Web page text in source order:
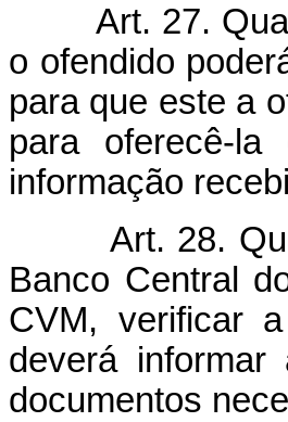
Art. 27.
o ofendido
para que este a
para oferecê-
informação
Art. 28.
Banco Central
CVM, verificar
deverá informar
documentos